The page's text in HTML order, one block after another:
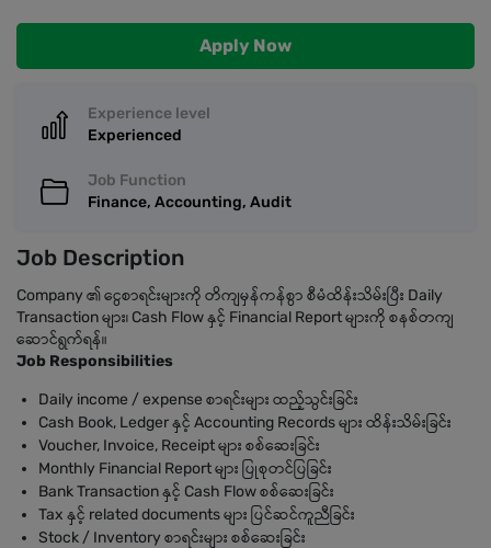
Apply Now
Experience level
Experienced
Job Function
Finance, Accounting, Audit
Job Description
Company ၏ ငွေစာရင်းများကို တိကျမှန်ကန်စွာ စီမံထိန်းသိမ်းပြီး Daily
Transaction များ၊ Cash Flow နှင့် Financial Report များကို စနစ်တကျ
ဆောင်ရွက်ရန်။
Job Responsibilities
Daily income / expense စာရင်းများ ထည့်သွင်းခြင်း
Cash Book, Ledger နှင့် Accounting Records များ ထိန်းသိမ်းခြင်း
Voucher, Invoice, Receipt များ စစ်ဆေးခြင်း
Monthly Financial Report များ ပြုစုတင်ပြခြင်း
Bank Transaction နှင့် Cash Flow စစ်ဆေးခြင်း
Tax နှင့် related documents များ ပြင်ဆင်ကူညီခြင်း
Stock / Inventory စာရင်းများ စစ်ဆေးခြင်း